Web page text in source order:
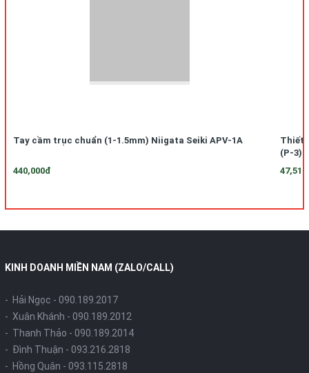
Tay cầm trục chuẩn (1-1.5mm) Niigata Seiki APV-1A
440,000đ
Thiết
(P-3)
KINH DOANH MIỀN NAM (ZALO/CALL)
- Hải Ngọc - 090.189.2017
- Xuân Khánh - 090.189.2012
- Thanh Thảo - 090.189.2014
- Đình Thuận - 093.216.2818
- Hồng Quân - 093.115.2818